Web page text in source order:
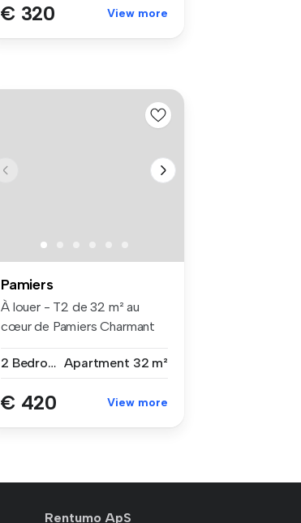
€ 320 View more
Pamiers
À louer - T2 de 32 m² au
cœur de Pamiers Charmant
2 Bedrooms Apartment 32 m²
€ 420 View more
Rentumo ApS